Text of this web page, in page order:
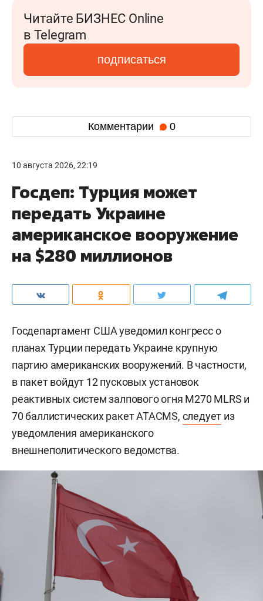
Читайте БИЗНЕС Online
в Telegram
подписаться
Комментарии 0
10 августа 2026, 22:19
Госдеп: Турция может
передать Украине
американское вооружение
на $280 миллионов
Госдепартамент США уведомил конгресс о
планах Турции передать Украине крупную
партию американских вооружений. В частности,
в пакет войдут 12 пусковых установок
реактивных систем залпового огня M270 MLRS и
70 баллистических ракет ATACMS, следует из
уведомления американского
внешнеполитического ведомства.